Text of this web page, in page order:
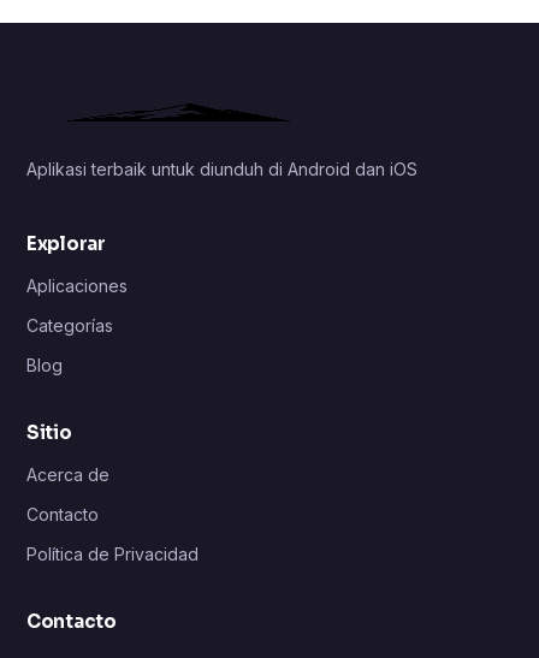
Aplikasi terbaik untuk diunduh di Android dan iOS
Explorar
Aplicaciones
Categorías
Blog
Sitio
Acerca de
Contacto
Política de Privacidad
Contacto